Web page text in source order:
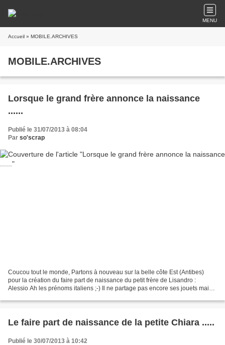
MENU
Accueil » MOBILE.ARCHIVES
MOBILE.ARCHIVES
Lorsque le grand frère annonce la naissance
......
Publié le 31/07/2013 à 08:04
Par so'scrap
Coucou tout le monde, Partons à nouveau sur la belle côte Est (Antibes)
pour la création du faire part de naissance du petit frère de Lisandro :
Alessio Ah les prénoms italiens ;-) Il ne partage pas encore ses jouets mais il
Le faire part de naissance de la petite Chiara .....
Publié le 30/07/2013 à 10:42